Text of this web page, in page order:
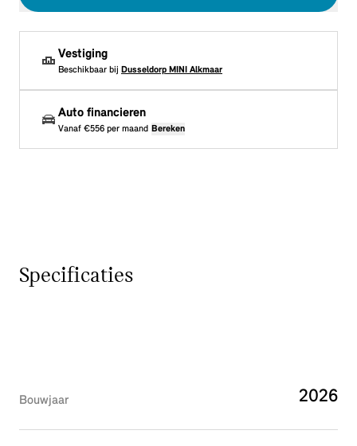
Vestiging
Beschikbaar bij Dusseldorp MINI Alkmaar
Auto financieren
Vanaf €556 per maand Bereken
Specificaties
2026
Bouwjaar